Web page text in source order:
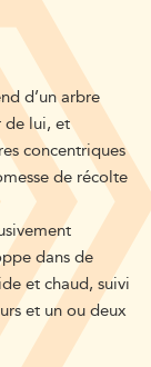
d’un arbre
de lui, et
concentriques
de récolte
dans de
et chaud, suivi
et un ou deux